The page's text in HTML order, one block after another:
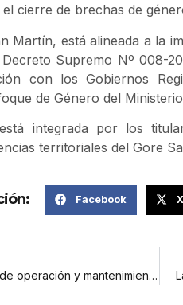
cierre de brechas de
Martín, está alineada a la
Supremo Nº 008-
con los Gobiernos
de Género del
integrada por los
territoriales del Gore
Facebook X
Sobre estado situacional de operación y mantenimiento del CUMO